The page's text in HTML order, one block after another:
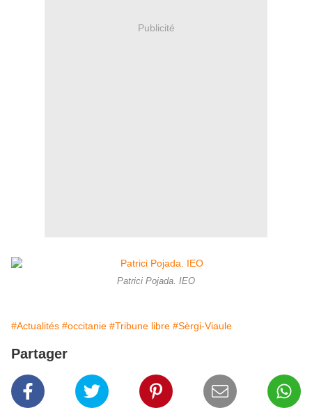
Publicité
Patrici Pojada. IEO
#Actualités #occitanie #Tribune libre #Sèrgi-Viaule
Partager